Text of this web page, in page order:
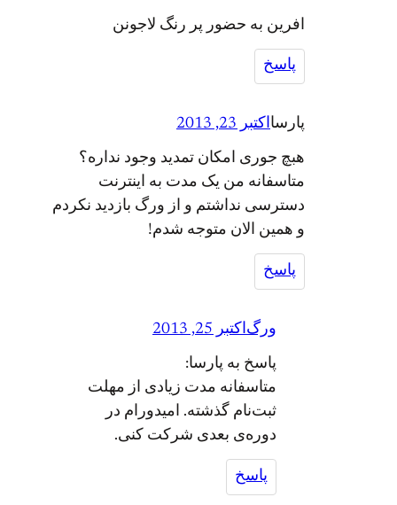
افرین به حضور پر رنگ لاجونن
پاسخ
پارسااکتبر 23, 2013
هبچ جوری امکان تمدید وجود نداره؟
متاسفانه من یک مدت به اینترنت
دسترسی نداشتم و از ورگ بازدید نکردم
و همین الان متوجه شدم!
پاسخ
ورگاکتبر 25, 2013
پاسخ به پارسا:
متاسفانه مدت زیادی از مهلت
ثبت‌نام گذشته. امیدورام در
دوره‌ی بعدی شرکت کنی.
پاسخ